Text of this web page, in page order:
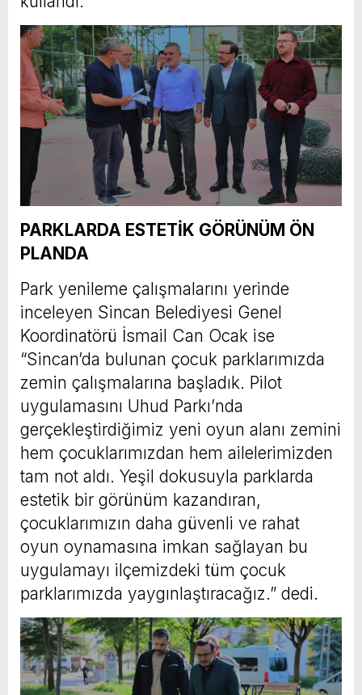
PARKLARDA ESTETİK GÖRÜNÜM ÖN
PLANDA
Park yenileme çalışmalarını yerinde
inceleyen Sincan Belediyesi Genel
Koordinatörü İsmail Can Ocak ise
“Sincan’da bulunan çocuk parklarımızda
zemin çalışmalarına başladık. Pilot
uygulamasını Uhud Parkı’nda
gerçekleştirdiğimiz yeni oyun alanı zemini
hem çocuklarımızdan hem ailelerimizden
tam not aldı. Yeşil dokusuyla parklarda
estetik bir görünüm kazandıran,
çocuklarımızın daha güvenli ve rahat
oyun oynamasına imkan sağlayan bu
uygulamayı ilçemizdeki tüm çocuk
parklarımızda yaygınlaştıracağız.” dedi.